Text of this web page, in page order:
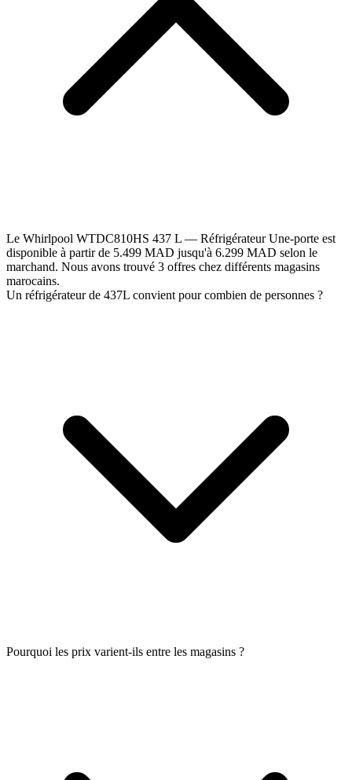
Le Whirlpool WTDC810HS 437 L — Réfrigérateur Une-porte est
disponible à partir de 5.499 MAD jusqu'à 6.299 MAD selon le
marchand. Nous avons trouvé 3 offres chez différents magasins
marocains.
Un réfrigérateur de 437L convient pour combien de personnes ?
Pourquoi les prix varient-ils entre les magasins ?